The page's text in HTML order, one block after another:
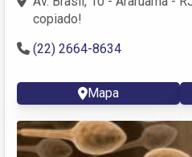
copiado!
(22) 2664-8634
Mapa